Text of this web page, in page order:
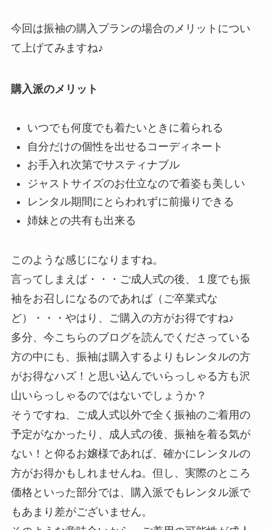
今回は振袖の購入プランの場合のメリットについ
て上げてみますね♪
購入派のメリット
いつでも何度でも着たいときに着られる
自分だけの個性を出せるコーディネート
お手入れ次第でサスティナブル
ジャストサイズのお仕立なので着姿も美しい
レンタル期間にとらわれずに前撮りできる
姉妹との共有も出来る
このような感じになりますね。
言ってしまえば・・・ご成人式の後、１度でも振
袖をお召しになるのであれば（ご卒業式な
ど）・・・やはり、ご購入の方がお得ですね♪
多分、今こちらのブログを読んでくださっている
方の中にも、振袖は購入するよりもレンタルの方
がお得なハズ！と思い込んでいらっしゃる方も沢
山いらっしゃるのではないでしょうか？
そうですね、ご成人式以外で全く振袖のご着用の
予定がなかったり、成人式の後、振袖を着る気が
ない！と仰るお嬢様であれば、確かにレンタルの
方がお得かもしれませんね。但し、実際のところ
価格といった部分では、購入派でもレンタル派で
もあまり差がございません。